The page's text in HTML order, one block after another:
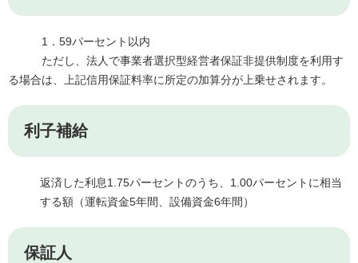
1．59パーセント以内
ただし、法人で事業者選択型経営者保証非提供制度を利用す
る場合は、上記信用保証料率に所定の加算分が上乗せされます。
利子補給
返済した利息1.75パーセントのうち、1.00パーセントに相当
する額（運転資金5年間、設備資金6年間）
保証人